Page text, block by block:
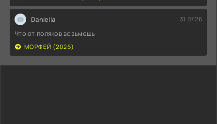
Daniella 31.07.26
Что от поляков возьмешь
МОРФЕЙ (2026)